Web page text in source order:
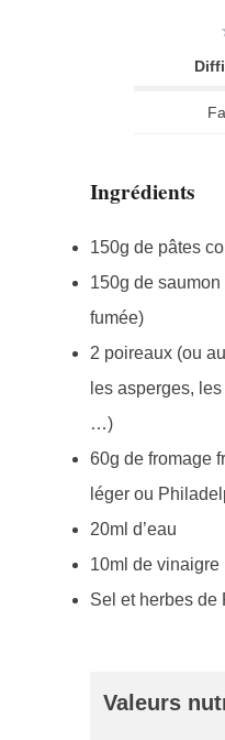
Ingrédients
150g de pâtes
150g de
fumée)
2 poireaux (ou
les asperges,
…)
60g de fromage
léger ou
20ml d’eau
10ml de vinaigre
Sel et herbes de
Valeurs